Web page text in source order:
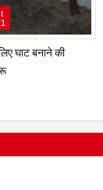
रौनियार वैश्य के पूर्व
गुप्ता का निधन